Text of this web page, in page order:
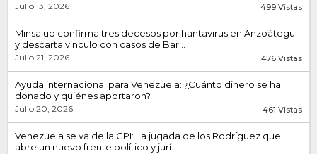
Julio 13, 2026 499 Vistas
Minsalud confirma tres decesos por hantavirus en Anzoátegui
y descarta vínculo con casos de Bar...
Julio 21, 2026 476 Vistas
Ayuda internacional para Venezuela: ¿Cuánto dinero se ha
donado y quiénes aportaron?
Julio 20, 2026 461 Vistas
Venezuela se va de la CPI: La jugada de los Rodríguez que
abre un nuevo frente político y jurí...